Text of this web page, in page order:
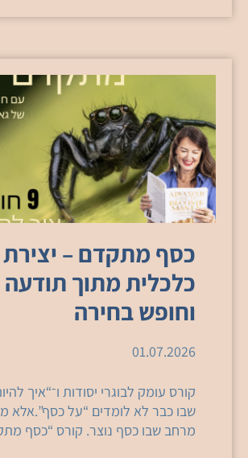
כסף מתקדם – יצירת
כלכלית מתוך תודעה
וחופש בחירה
01.07.2026
קורס עומק לבוגרי יסודות ו־“איך
שבו כבר לא לומדים “על כסף”.אלא
מרחב שבו כסף נוצר. קורס “כסף